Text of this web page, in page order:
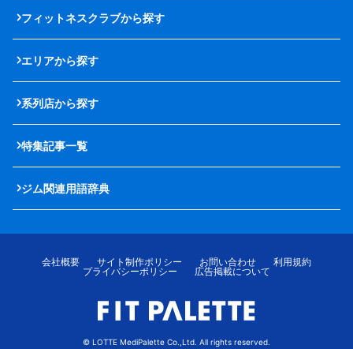
フィットネスクラブから探す
エリアから探す
系列店から探す
特集記事一覧
ジム関連用語辞典
会社概要 サイト制作ポリシー お問い合わせ
利用規約
プライバシーポリシー
広告掲載について
© LOTTE MediPalette Co.,Ltd. All rights reserved.